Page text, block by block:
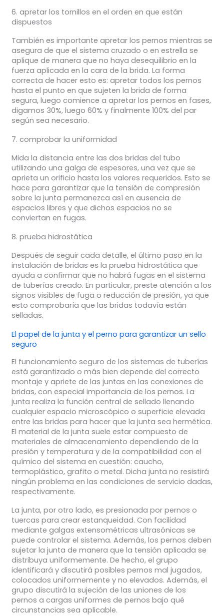
6. apretar los tornillos en el orden en que están
dispuestos
También es importante apretar los pernos mientras se
asegura de que el sistema cruzado o en estrella se
aplique de manera que no haya desequilibrio en la
fuerza aplicada en la cara de la brida. La forma
correcta de hacer esto es: apretar todos los pernos
hasta el punto en que sujeten la brida de forma
segura, luego comience a apretar los pernos en fases,
digamos 30%, luego 60% y finalmente 100% del par
según sea necesario.
7. comprobar la uniformidad
Mida la distancia entre las dos bridas del tubo
utilizando una galga de espesores, una vez que se
aprieta un orificio hasta los valores requeridos. Esto se
hace para garantizar que la tensión de compresión
sobre la junta permanezca así en ausencia de
espacios libres y que dichos espacios no se
conviertan en fugas.
8. prueba hidrostática
Después de seguir cada detalle, el último paso en la
instalación de bridas es la prueba hidrostática que
ayuda a confirmar que no habrá fugas en el sistema
de tuberías creado. En particular, preste atención a los
signos visibles de fuga o reducción de presión, ya que
esto comprobaría que las bridas todavía están
selladas.
El papel de la junta y el perno para garantizar un sello
seguro
El funcionamiento seguro de los sistemas de tuberías
está garantizado o más bien depende del correcto
montaje y apriete de las juntas en las conexiones de
bridas, con especial importancia de los pernos. La
junta realiza la función central de sellado llenando
cualquier espacio microscópico o superficie elevada
entre las bridas para hacer que la junta sea hermética.
El material de la junta suele estar compuesto de
materiales de almacenamiento dependiendo de la
presión y temperatura y de la compatibilidad con el
químico del sistema en cuestión: caucho,
termoplástico, grafito o metal. Dicha junta no resistirá
ningún problema en las condiciones de servicio dadas,
respectivamente.
La junta, por otro lado, es presionada por pernos o
tuercas para crear estanqueidad. Con facilidad
mediante galgas extensométricas ultrasónicas se
puede controlar el sistema. Además, los pernos deben
sujetar la junta de manera que la tensión aplicada se
distribuya uniformemente. De hecho, el grupo
identificará y discutirá posibles pernos mal jugados,
colocados uniformemente y no elevados. Además, el
grupo discutirá la sujeción de las uniones de los
pernos a cargas uniformes de pernos bajo qué
circunstancias sea aplicable.